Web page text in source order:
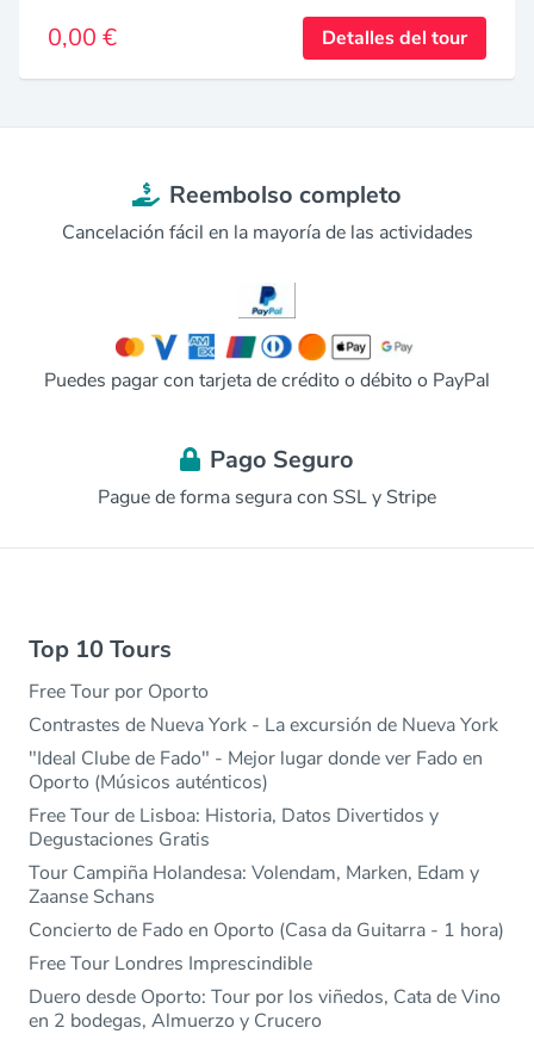
0,00 € Detalles del tour
Reembolso completo
Cancelación fácil en la mayoría de las actividades
Puedes pagar con tarjeta de crédito o débito o PayPal
Pago Seguro
Pague de forma segura con SSL y Stripe
Top 10 Tours
Free Tour por Oporto
Contrastes de Nueva York - La excursión de Nueva York
"Ideal Clube de Fado" - Mejor lugar donde ver Fado en
Oporto (Músicos auténticos)
Free Tour de Lisboa: Historia, Datos Divertidos y
Degustaciones Gratis
Tour Campiña Holandesa: Volendam, Marken, Edam y
Zaanse Schans
Concierto de Fado en Oporto (Casa da Guitarra - 1 hora)
Free Tour Londres Imprescindible
Duero desde Oporto: Tour por los viñedos, Cata de Vino
en 2 bodegas, Almuerzo y Crucero